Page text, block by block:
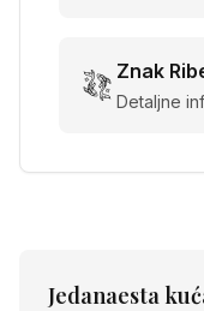
Znak
Detaljne
Jedanaesta